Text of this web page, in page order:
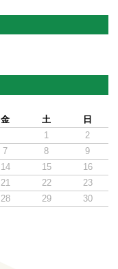
金 土
日
1
2
7 8
9
14 15
16
21 22
23
28 29
30